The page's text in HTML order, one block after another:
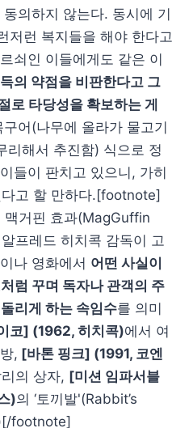
의하지 않는다. 동시에 기
저런 복지들을 해야 한다고
쇠인 이들에게도 같은 이
의 약점을 비판한다고 그
로 타당성을 확보하는 게
어(나무에 올라가 물고기
리해서 추진함) 식으로 정
들이 판치고 있으니, 가히
다고 할 만하다.[footnote]
거핀 효과(MagGuffin
프레드 히치콕 감독이 고
나 영화에서 어떤 사실이
럼 꾸며 독자나 관객의 주
리게 하는 속임수를 의미
코] (1962, 히치콕)에서 여
, [바톤 핑크] (1991, 코엔
의 상자, [미션 임파서블
)의 ‘토끼발'(Rabbit’s
footnote]